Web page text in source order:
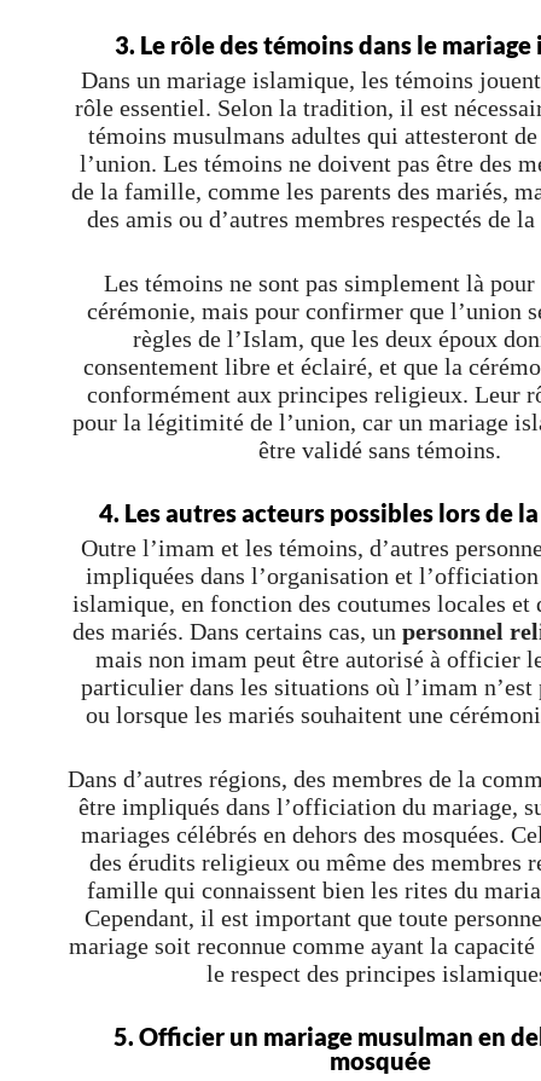
3. Le rôle des témoins dans le
Dans un mariage islamique, les témoins
rôle essentiel. Selon la tradition, il est
témoins musulmans adultes qui attesteront
l’union. Les témoins ne doivent pas être des
de la famille, comme les parents des mariés,
des amis ou d’autres membres respectés de
Les témoins ne sont pas simplement là pour
cérémonie, mais pour confirmer que l’union
règles de l’Islam, que les deux époux
consentement libre et éclairé, et que la
conformément aux principes religieux. Leur
pour la légitimité de l’union, car un mariage
être validé sans témoins.
4. Les autres acteurs possibles lors de
Outre l’imam et les témoins, d’autres
impliquées dans l’organisation et l’officiation
islamique, en fonction des coutumes locales et
des mariés. Dans certains cas, un personnel
mais non imam peut être autorisé à officier
particulier dans les situations où l’imam n’est
ou lorsque les mariés souhaitent une
Dans d’autres régions, des membres de la
être impliqués dans l’officiation du mariage,
mariages célébrés en dehors des mosquées.
des érudits religieux ou même des membres
famille qui connaissent bien les rites du
Cependant, il est important que toute
mariage soit reconnue comme ayant la
le respect des principes
5. Officier un mariage musulman en
mosquée